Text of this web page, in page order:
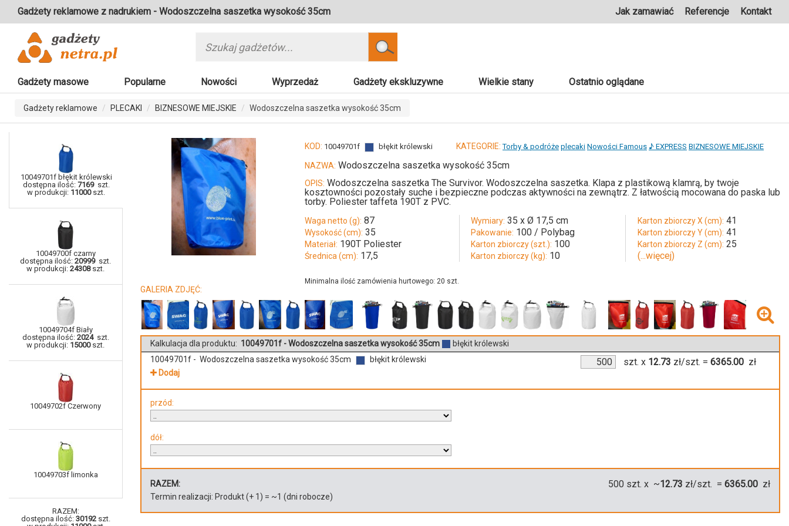
Gadżety reklamowe z nadrukiem - Wodoszczelna saszetka wysokość 35cm Jak zamawiać Referencje Kontakt
Szukaj
Gadżety masowe Popularne Nowości Wyprzedaż Gadżety ekskluzywne Wielkie stany Ostatnio oglądane
Gadżety reklamowe PLECAKI BIZNESOWE MIEJSKIE Wodoszczelna saszetka wysokość 35cm
10049701f błękit królewski
dostępna ilość: 7169szt.
w produkcji: 11000szt.
10049700f czarny
dostępna ilość: 20999szt.
w produkcji: 24308szt.
10049704f Biały
dostępna ilość: 2024szt.
w produkcji: 15000szt.
10049702f Czerwony
10049703f limonka
RAZEM:
dostępna ilość: 30192 szt.
KOD: 10049701f błękit królewski KATEGORIE: Torby & podróże plecaki Nowości Famous ♪ EXPRESS BIZNESOWE MIEJSKIE
NAZWA: Wodoszczelna saszetka wysokość 35cm
OPIS: Wodoszczelna saszetka The Survivor. Wodoszczelna saszetka. Klapa z plastikową klamrą, by twoje
kosztowności pozostały suche i bezpieczne podczas aktywności na zewnątrz. Z łatwością mocowana do paska lub
torby. Poliester taffeta 190T z PVC.
Waga netto (g): 87
Wysokość (cm): 35
Materiał: 190T Poliester
Średnica (cm): 17,5
Wymiary: 35 x Ø 17,5 cm
Pakowanie: 100 / Polybag
Karton zbiorczy (szt.): 100
Karton zbiorczy (kg): 10
Karton zbiorczy X (cm): 41
Karton zbiorczy Y (cm): 41
Karton zbiorczy Z (cm): 25
(...więcej)
Minimalna ilość zamówienia hurtowego: 20 szt.
GALERIA ZDJĘĆ:
Kalkulacja dla produktu: 10049701f - Wodoszczelna saszetka wysokość 35cm
błękit królewski
10049701f - Wodoszczelna saszetka wysokość 35cm
błękit królewski szt. x 12.73 zł/szt. = 6365.00 zł
Dodaj
przód:
dół:
RAZEM: 500 szt. x ~12.73 zł/szt. = 6365.00 zł
Termin realizacji: Produkt(+ 1 ) = ~1 (dni robocze)